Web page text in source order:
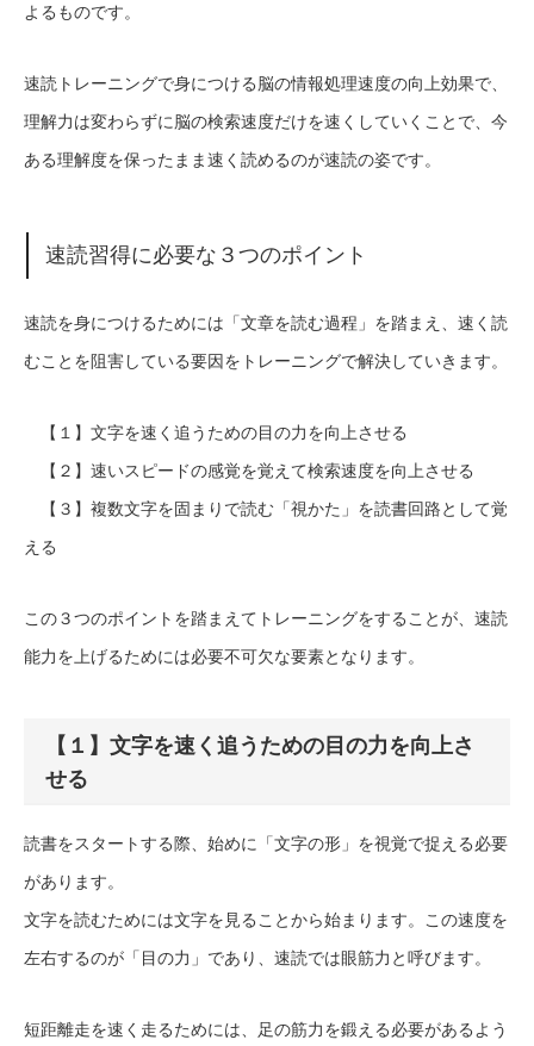
よるものです。
速読トレーニングで身につける脳の情報処理速度の向上効果で、
理解力は変わらずに脳の検索速度だけを速くしていくことで、今
ある理解度を保ったまま速く読めるのが速読の姿です。
速読習得に必要な３つのポイント
速読を身につけるためには「文章を読む過程」を踏まえ、速く読
むことを阻害している要因をトレーニングで解決していきます。
【１】文字を速く追うための目の力を向上させる
【２】速いスピードの感覚を覚えて検索速度を向上させる
【３】複数文字を固まりで読む「視かた」を読書回路として覚
える
この３つのポイントを踏まえてトレーニングをすることが、速読
能力を上げるためには必要不可欠な要素となります。
【１】文字を速く追うための目の力を向上さ
せる
読書をスタートする際、始めに「文字の形」を視覚で捉える必要
があります。
文字を読むためには文字を見ることから始まります。この速度を
左右するのが「目の力」であり、速読では眼筋力と呼びます。
短距離走を速く走るためには、足の筋力を鍛える必要があるよう